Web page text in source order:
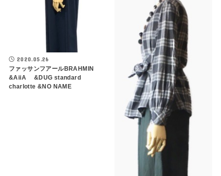
2020.05.26
ファッサンフアールBRAHMIN
&AiiA &DUG standard
charlotte &NO NAME